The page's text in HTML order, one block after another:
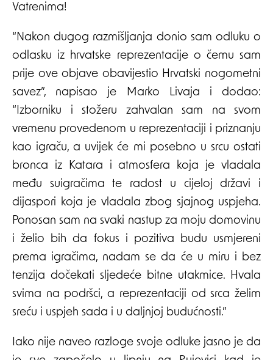
Vatrenima!
“Nakon dugog razmišljanja donio sam odluku o
odlasku iz hrvatske reprezentacije o čemu sam
prije ove objave obavijestio Hrvatski nogometni
savez”, napisao je Marko Livaja i dodao:
“Izborniku i stožeru zahvalan sam na svom
vremenu provedenom u reprezentaciji i priznanju
kao igraču, a uvijek će mi posebno u srcu ostati
bronca iz Katara i atmosfera koja je vladala
među suigračima te radost u cijeloj državi i
dijaspori koja je vladala zbog sjajnog uspjeha.
Ponosan sam na svaki nastup za moju domovinu
i želio bih da fokus i pozitiva budu usmjereni
prema igračima, nadam se da će u miru i bez
tenzija dočekati sljedeće bitne utakmice. Hvala
svima na podršci, a reprezentaciji od srca želim
sreću i uspjeh sada i u daljnjoj budućnosti.”
Iako nije naveo razloge svoje odluke jasno je da